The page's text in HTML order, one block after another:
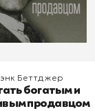
Беттджер
богатым и
продавцом